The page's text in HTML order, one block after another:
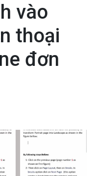
vào
thoại
đơn